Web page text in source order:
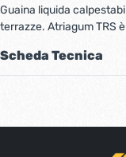
Guaina liquida
terrazze. Atriagum TRS
Scheda Tecnica